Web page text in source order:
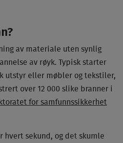
av materiale uten synlig
av røyk. Typisk starter
utstyr eller møbler og tekstiler,
over 12 000 slike branner i
for samfunnssikkerhet
hvert sekund, og det skumle